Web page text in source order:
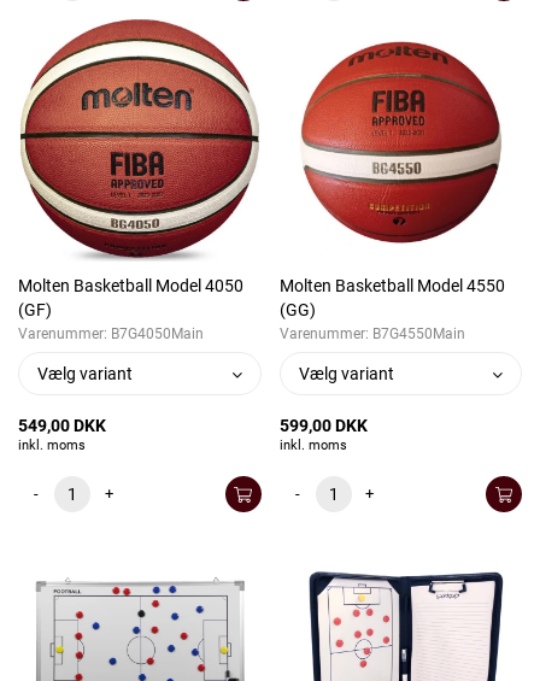
Molten Basketball Model 4050
(GF)
Varenummer: B7G4050Main
Vælg variant
549,00 DKK
inkl. moms
- +
Molten Basketball Model 4550
(GG)
Varenummer: B7G4550Main
Vælg variant
599,00 DKK
inkl. moms
- +